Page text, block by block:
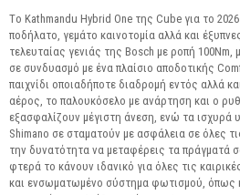
Tο Kathmandu Hybrid One της Cube για το
ποδήλατο, γεμάτο καινοτομία αλλά και
τελευταίας γενιάς της Bosch με ροπή 100Nm,
σε συνδυασμό με ένα πλαίσιο αποδοτικής
παιχνίδι οποιαδήποτε διαδρομή εντός αλλά
αέρος, το παλουκόσελο με ανάρτηση και ο
εξασφαλίζουν μέγιστη άνεση, ενώ τα ισχυρά
Shimano σε σταματούν με ασφάλεια σε όλες
την δυνατότητα να μεταφέρεις τα πράγματά
φτερά το κάνουν ιδανικό για όλες τις
και ενσωματωμένο σύστημα φωτισμού, όπως